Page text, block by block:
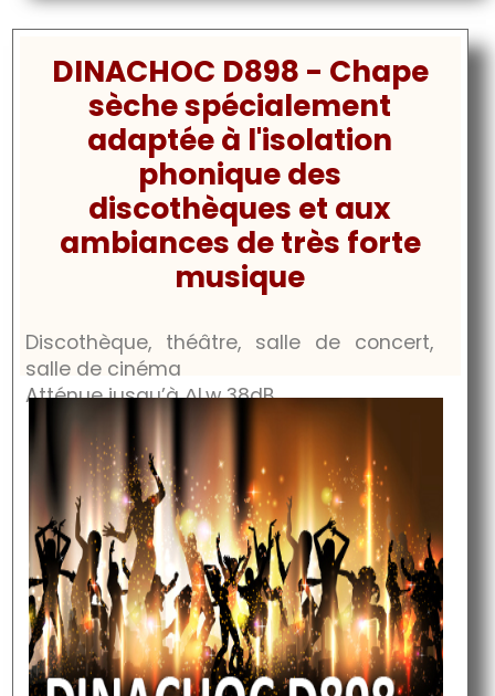
DINACHOC D898 - Chape
sèche spécialement
adaptée à l'isolation
phonique des
discothèques et aux
ambiances de très forte
musique
Discothèque, théâtre, salle de concert,
salle de cinéma
Atténue jusqu’àΔLw 38dB.